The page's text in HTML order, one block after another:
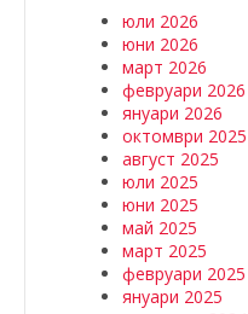
юли 2026
юни 2026
март 2026
февруари 2026
януари 2026
октомври 2025
август 2025
юли 2025
юни 2025
май 2025
март 2025
февруари 2025
януари 2025